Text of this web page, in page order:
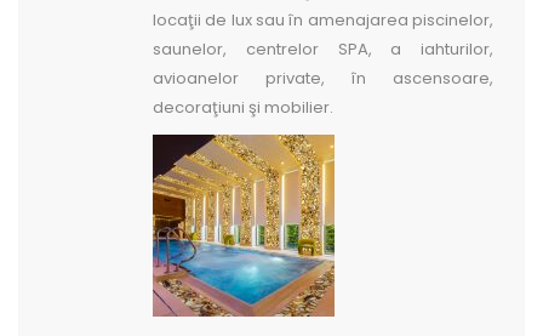
locaţii de lux sau în amenajarea piscinelor,
saunelor, centrelor SPA, a iahturilor,
avioanelor private, în ascensoare,
decoraţiuni şi mobilier.